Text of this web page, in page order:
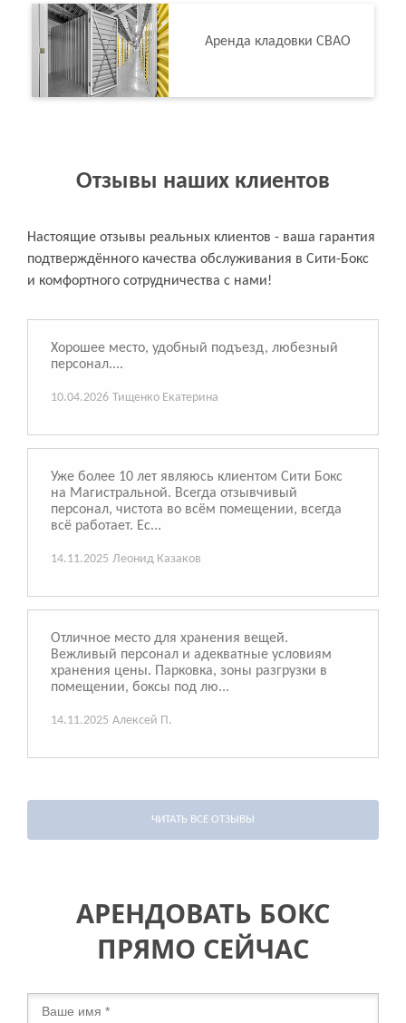
Аренда кладовки СВАО
Отзывы наших клиентов
Настоящие отзывы реальных клиентов - ваша гарантия
подтверждённого качества обслуживания в Сити-Бокс
и комфортного сотрудничества с нами!
Хорошее место, удобный подъезд, любезный
персонал....
10.04.2026 Тищенко Екатерина
Уже более 10 лет являюсь клиентом Сити Бокс
на Магистральной. Всегда отзывчивый
персонал, чистота во всём помещении, всегда
всё работает. Ес...
14.11.2025 Леонид Казаков
Отличное место для хранения вещей.
Вежливый персонал и адекватные условиям
хранения цены. Парковка, зоны разгрузки в
помещении, боксы под лю...
14.11.2025 Алексей П.
ЧИТАТЬ ВСЕ ОТЗЫВЫ
АРЕНДОВАТЬ БОКС
ПРЯМО СЕЙЧАС